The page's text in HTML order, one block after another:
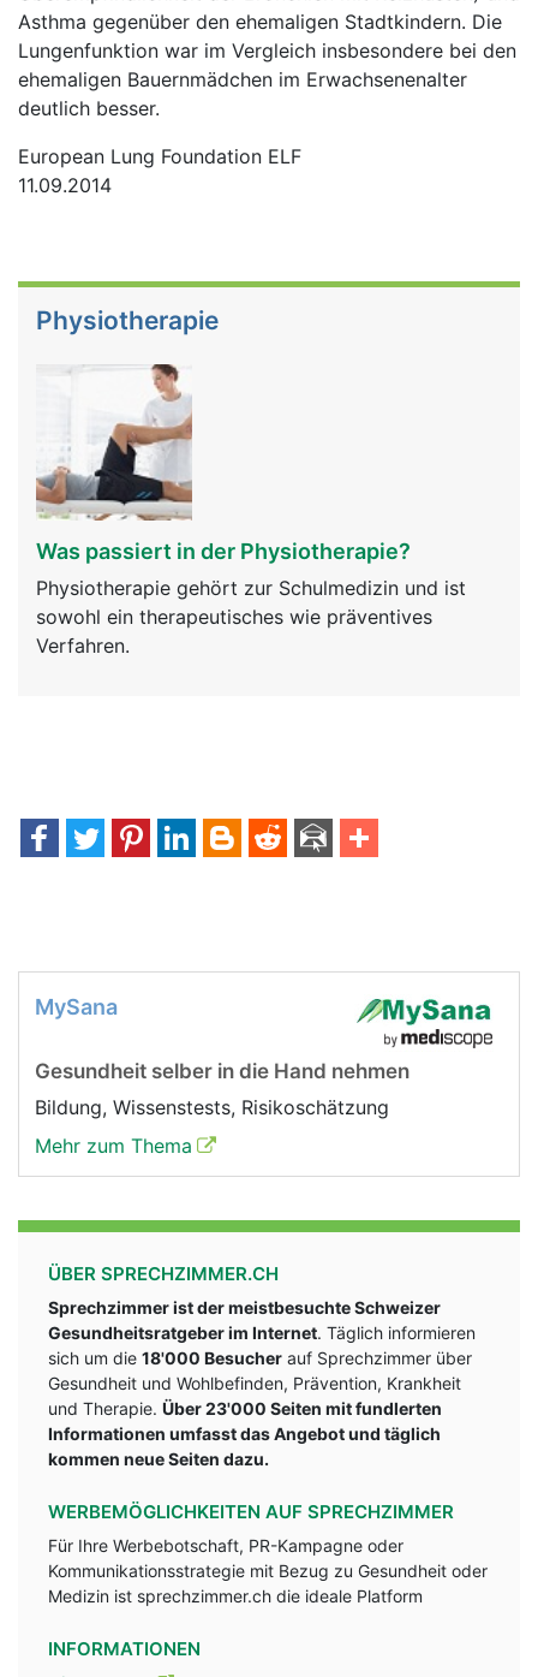
Asthma gegenüber den ehemaligen Stadtkindern. Die
Lungenfunktion war im Vergleich insbesondere bei den
ehemaligen Bauernmädchen im Erwachsenenalter
deutlich besser.
European Lung Foundation ELF
11.09.2014
Physiotherapie
Was passiert in der Physiotherapie?
Physiotherapie gehört zur Schulmedizin und ist
sowohl ein therapeutisches wie präventives
Verfahren.
MySana
Gesundheit selber in die Hand nehmen
Bildung, Wissenstests, Risikoschätzung
Mehr zum Thema
ÜBER SPRECHZIMMER.CH
Sprechzimmer ist der meistbesuchte Schweizer
Gesundheitsratgeber im Internet. Täglich informieren
sich um die 18'000 Besucher auf Sprechzimmer über
Gesundheit und Wohlbefinden, Prävention, Krankheit
und Therapie. Über 23'000 Seiten mit fundlerten
Informationen umfasst das Angebot und täglich
kommen neue Seiten dazu.
WERBEMÖGLICHKEITEN AUF SPRECHZIMMER
Für Ihre Werbebotschaft, PR-Kampagne oder
Kommunikationsstrategie mit Bezug zu Gesundheit oder
Medizin ist sprechzimmer.ch die ideale Platform
INFORMATIONEN